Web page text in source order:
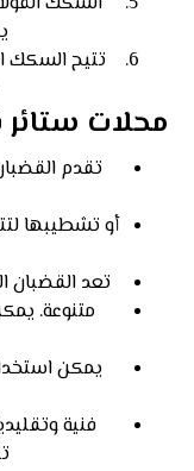
تتيح السكك
محلات
تقدم
أو تشطيبها
تعد القضبان
متنوعة.
يمكن
فنية